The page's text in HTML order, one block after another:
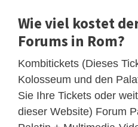
Wie viel kostet
Forums in Rom?
Kombitickets (Dieses
Kolosseum und den
Sie Ihre Tickets oder
dieser Website) Forum